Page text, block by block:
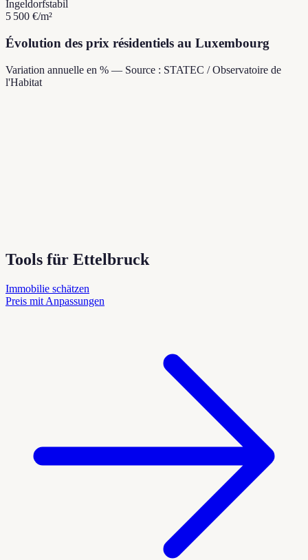
Ingeldorfstabil
5 500 €/m²
Évolution des prix résidentiels au Luxembourg
Variation annuelle en % — Source : STATEC / Observatoire de
l'Habitat
Tools für Ettelbruck
Immobilie schätzen
Preis mit Anpassungen